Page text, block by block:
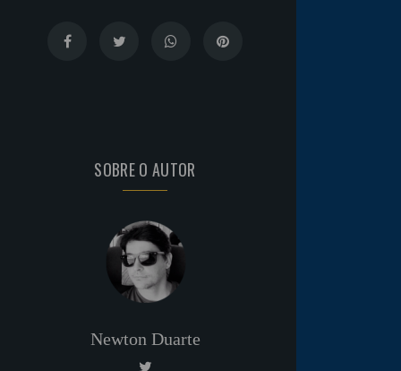
SOBRE O AUTOR
Newton Duarte